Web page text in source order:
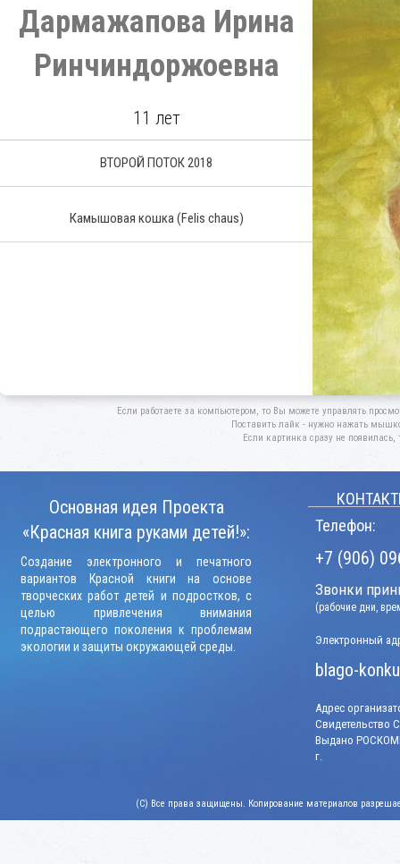
Дармажапова Ирина
Ринчиндоржоевна
11 лет
ВТОРОЙ ПОТОК 2018
Камышовая кошка(Felis chaus)
Если работаете за компьютером, то Вы можете управлять
Поставить лайк - нужно нажать
Если картинка сразу не появилась,
Основная идея Проекта
«Красная книга руками детей!»:
Создание электронного и печатного
вариантов Красной книги на основе
творческих работ детей и подростков, с
целью привлечения внимания
подрастающего поколения к проблемам
экологии и защиты окружающей среды.
Телефон:
+7 (906)
Звонки
(рабочие дни,
Электронный
blago-
Адрес
Свидетельство
Выдано
г.
(C) Все права защищены. Копирование материалов